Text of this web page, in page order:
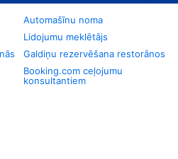
Automašīnu noma
Lidojumu meklētājs
Galdiņu rezervēšana restorānos
Booking.com ceļojumu
konsultantiem